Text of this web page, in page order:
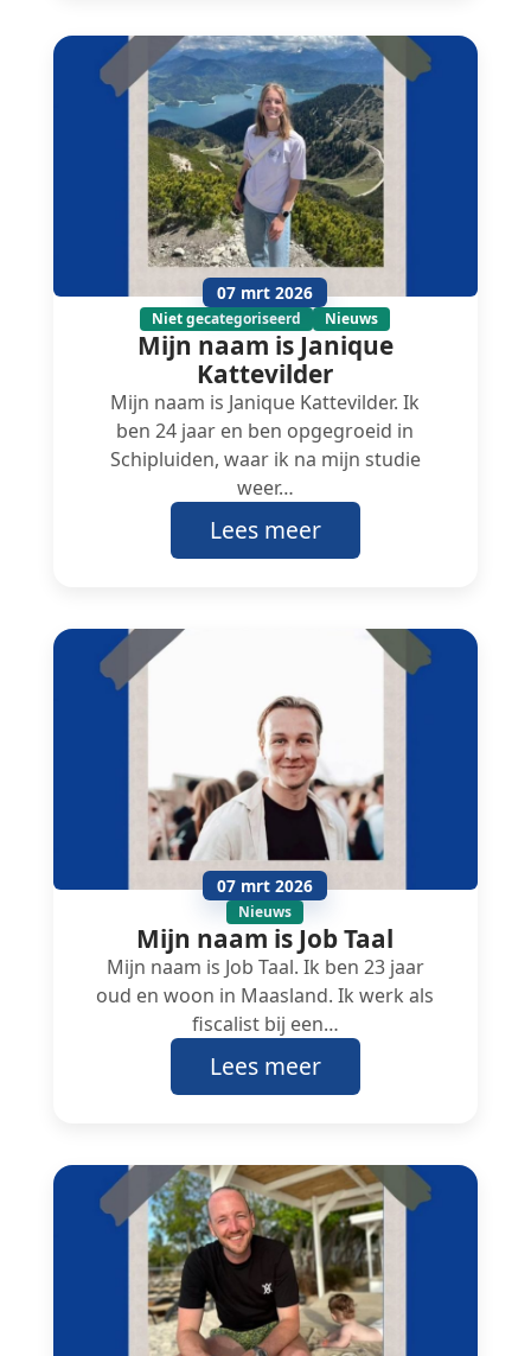
07 mrt 2026
Niet gecategoriseerd Nieuws
Mijn naam is Janique
Kattevilder
Mijn naam is Janique Kattevilder. Ik
ben 24 jaar en ben opgegroeid in
Schipluiden, waar ik na mijn studie
weer…
Lees meer
07 mrt 2026
Nieuws
Mijn naam is Job Taal
Mijn naam is Job Taal. Ik ben 23 jaar
oud en woon in Maasland. Ik werk als
fiscalist bij een…
Lees meer